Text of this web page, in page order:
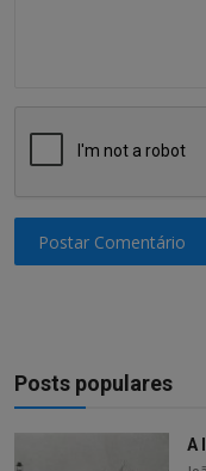
Postar Comentário
Posts populares
A